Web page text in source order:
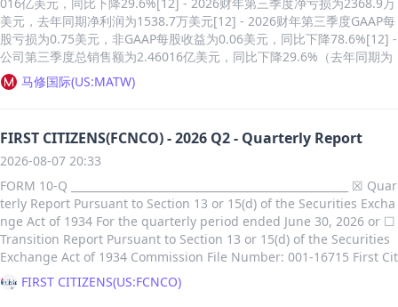
0年期固定利率抵押贷款平均利率为6.49%，低于一年前的6.77%[447] -
2026年6月成屋销售同比（2025年6月至2026年6月）增长2.8%，成屋中
位销售价格同比上涨1.8%至440,600美元[447] 主题4：债券保险市场 - 2
026年上半年新发行市政债券总额为2946亿美元，其中保险总额为184亿
美元，由公司保险的为96亿美元[458] - 2026年上半年按面值计算的债券
再保险和资产管理[431] - 公司主要保险子公司（Assured Guaranty In
c.）获得标普AA（稳定）、KBRA AA+（稳定）和穆迪A1（稳定）的财务
（展望正面）的评级[435] 主题6：公司战略与资本管理 - 公司于2026年
1月21日以1.58亿美元收购Warwick Company (UK) Limited全部股本，
从而间接持有Assured Life Re[461] - 公司因针对Lehman Brothers Int
ernational (Europe)的诉讼胜诉，在2025年第一季度确认了1.03亿美元
的信用衍生品已实现收益[467] - 公司通过与Sound Point合作投资10亿
美元，建立长期投资伙伴关系，以增强另类投资机会和投资回报[471] -
美元，去年同期净利润为1538.7万美元[12] - 2026财年第三季度GAAP每
股亏损为0.75美元，非GAAP每股收益为0.06美元，同比下降78.6%[12] -
公司第三季度总销售额为2.46016亿美元，同比下降29.6%（去年同期为
3.49377亿美元）[15] - 公司前九个月总销售额为7.89398亿美元，同比
下降33.0%（去年同期为11.78848亿美元）[15] - 公司第三季度调整后E
年同期为1.35987亿美元）[15] - 公司第三季度调整后EBITDA利润率为1
4.2%，高于去年同期的12.8%[20] - 2026财年第三季度（截至2026年6
月30日）归属于Matthews的净亏损为2368.9万美元，每股亏损0.75美
元；2025财年同期净利润为1538.7万美元，每股收益0.49美元[23] - 202
6财年第三季度调整后净利润为187.4万美元，每股收益0.06美元；2025
财年同期调整后净利润为918.9万美元，每股收益0.28美元[23] - 2026财
年前九个月（截至2026年6月30日）调整后净利润为751.1万美元，每股
收益0.24美元；2025财年同期调整后净利润为2398.6万美元，每股收益
0.76美元[23] 主题2：各业务线表现 - Memorialization部门第三季度销
马修国际(US:MATW)
FIRST CITIZENS(FCNCO) - 2026 Q2 - Quarterly Report
2026-08-07 20:33
FORM 10-Q ____________________________________________________ ☒ Quar
terly Report Pursuant to Section 13 or 15(d) of the Securities Excha
nge Act of 1934 For the quarterly period ended June 30, 2026 or ☐
Transition Report Pursuant to Section 13 or 15(d) of the Securities
Exchange Act of 1934 Commission File Number: 001-16715 First Cit
izens BancShares, Inc. UNITED STATES SECURITIES AND EXCHANG
E COMMISSION Washington, D.C. 20549 _____________________________
FIRST CITIZENS(US:FCNCO)